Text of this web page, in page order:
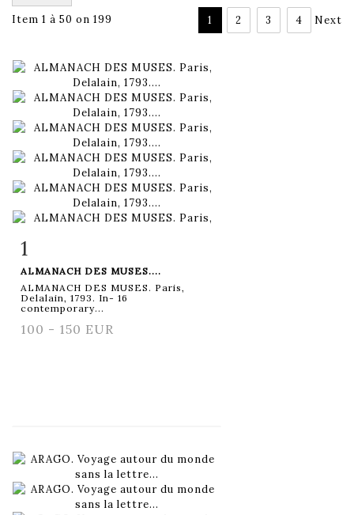
Item 1 à 50 on 199 1 2 3 4 Next
1
ALMANACH DES MUSES....
ALMANACH DES MUSES. Paris,
Delalain, 1793. In- 16
contemporary...
100 - 150 EUR